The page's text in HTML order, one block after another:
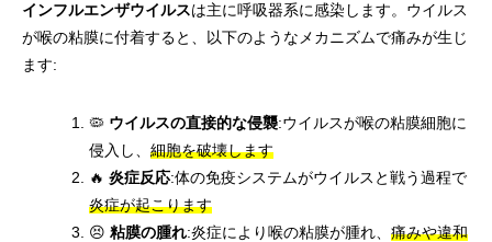
インフルエンザウイルスは主に呼吸器系に感染します。ウイルス
が喉の粘膜に付着すると、以下のようなメカニズムで痛みが生じ
ます:
🦠 ウイルスの直接的な侵襲:ウイルスが喉の粘膜細胞に
侵入し、 細胞を破壊します
🔥 炎症反応:体の免疫システムがウイルスと戦う過程で
炎症が起こります
😣 粘膜の腫れ:炎症により喉の粘膜が腫れ、 痛みや違和